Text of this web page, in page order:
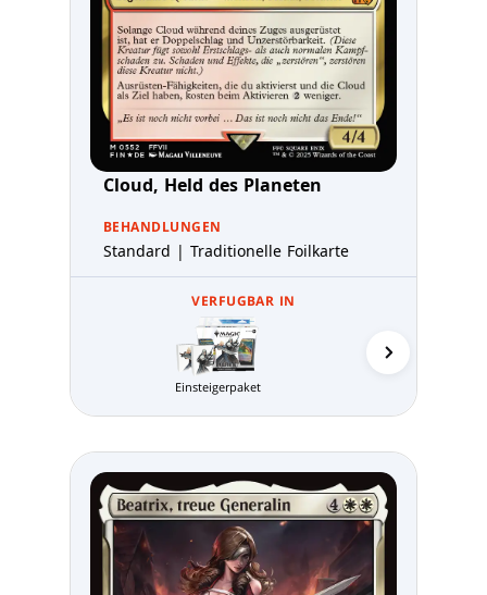
Cloud, Held des Planeten
BEHANDLUNGEN
Standard | Traditionelle Foilkarte
VERFUGBAR IN
Einsteigerpaket